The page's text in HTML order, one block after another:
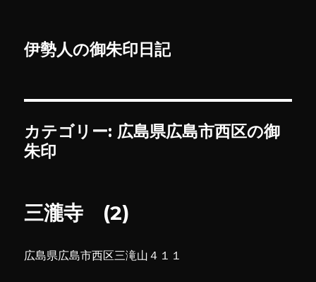
伊勢人の御朱印日記
カテゴリー: 広島県広島市西区の御
朱印
三瀧寺 (2)
広島県広島市西区三滝山４１１